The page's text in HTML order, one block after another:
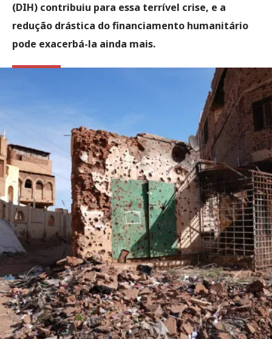
(DIH) contribuiu para essa terrível crise, e a
redução drástica do financiamento humanitário
pode exacerbá-la ainda mais.